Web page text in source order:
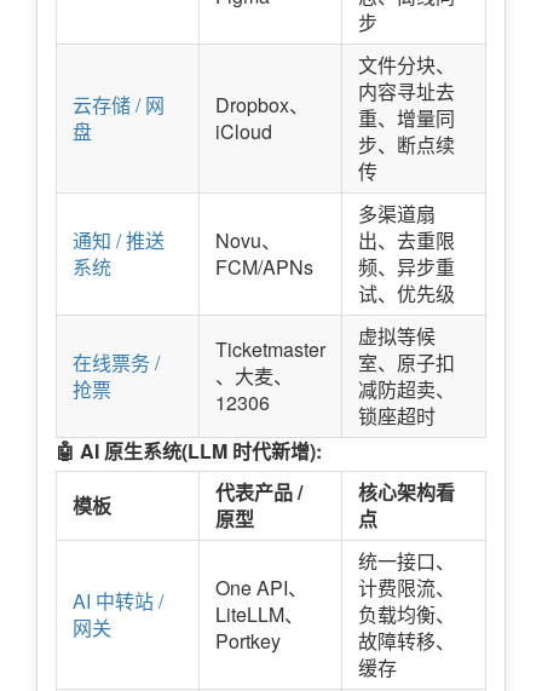
步
云存储 / 网
盘
Dropbox、
iCloud
文件分块、
内容寻址去
重、增量同
步、断点续
传
通知 / 推送
系统
Novu、
FCM/APNs
多渠道扇
出、去重限
频、异步重
试、优先级
在线票务 /
抢票
Ticketmaster
、大麦、
12306
虚拟等候
室、原子扣
减防超卖、
锁座超时
🤖 AI 原生系统(LLM 时代新增):
模板
代表产品 /
原型
核心架构看
点
AI 中转站 /
网关
One API、
LiteLLM、
Portkey
统一接口、
计费限流、
负载均衡、
故障转移、
缓存